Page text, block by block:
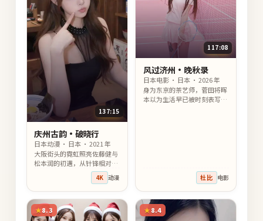
137:15
庆州古韵·破晓行
日本动漫 · 日本 · 2021 年
大阪街头的霓虹照亮佐藤健与
松本润的初遇，从针锋相对到
彼此依靠，他们用一场一段重
逢治愈彼此心底没说出口的
话。
4K 动漫
117:08
风过济州·晚秋录
日本电影 · 日本 · 2026 年
身为东京的茶艺师，菅田将晖
本以为生活早已被时刻表写
杜比 电影
8.3 8.4